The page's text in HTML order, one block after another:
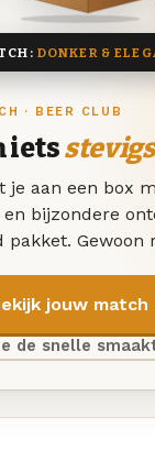
· BEER CLUB
ietsstevigs
je aan een box
bijzondere
pakket. Gewoon
jouw match
de snelle
DONKER &